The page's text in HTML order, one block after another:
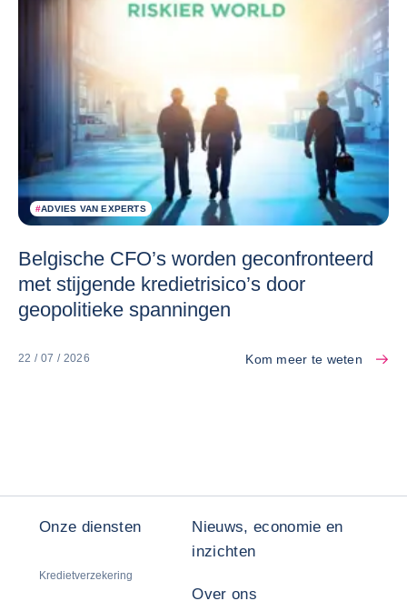
#ADVIES VAN EXPERTS
Belgische CFO’s worden geconfronteerd
met stijgende kredietrisico’s door
geopolitieke spanningen
22 / 07 / 2026 Kom meer te weten
Onze diensten
Kredietverzekering
Nieuws, economie en
inzichten
Over ons